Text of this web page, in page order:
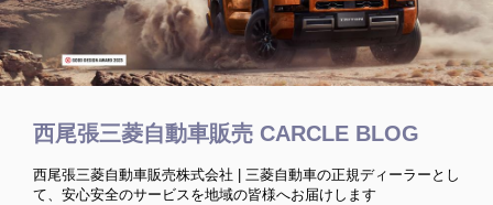
西尾張三菱自動車販売 CARCLE BLOG
西尾張三菱自動車販売株式会社 | 三菱自動車の正規ディーラーとし
て、安心安全のサービスを地域の皆様へお届けします